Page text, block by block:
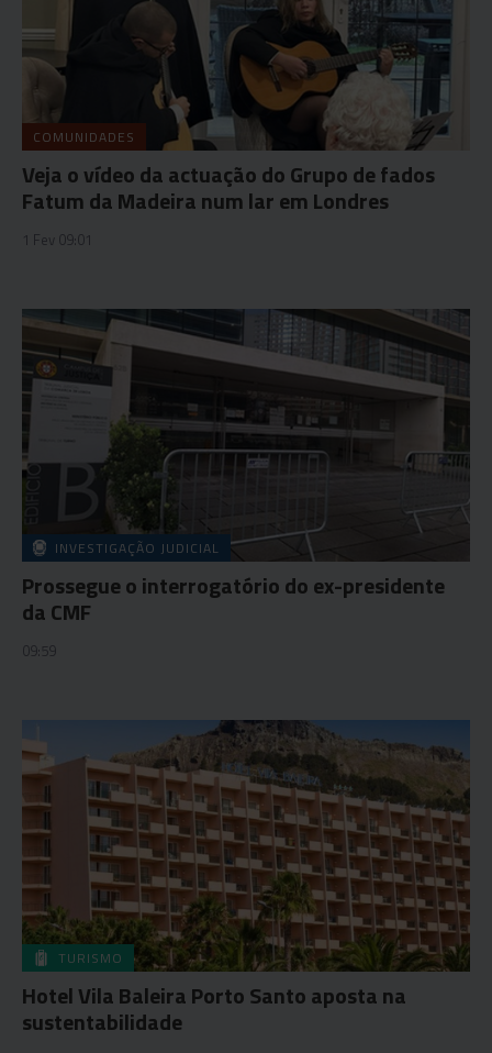
COMUNIDADES
Veja o vídeo da actuação do Grupo de fados
Fatum da Madeira num lar em Londres
1 Fev 09:01
INVESTIGAÇÃO JUDICIAL
Prossegue o interrogatório do ex-presidente
da CMF
09:59
TURISMO
Hotel Vila Baleira Porto Santo aposta na
sustentabilidade